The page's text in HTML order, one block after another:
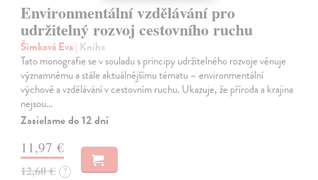
Environmentální vzdělávání pro
udržitelný rozvoj cestovního ruchu
Šimková Eva| Kniha
Tato monografie se v souladu s principy udržitelného rozvoje věnuje
významnému a stále aktuálnějšímu tématu – environmentální
výchově a vzdělávání v cestovním ruchu. Ukazuje, že příroda a krajina
nejsou…
Zasielame do 12 dní
11,97 €
12,60 € ?